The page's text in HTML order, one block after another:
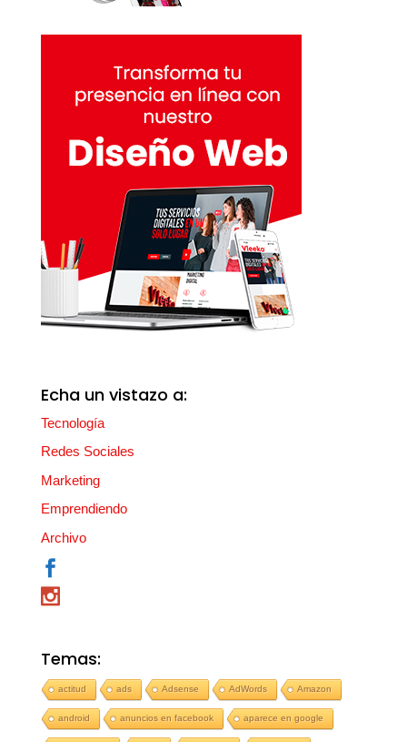
Echa un vistazo a:
Tecnología
Redes Sociales
Marketing
Emprendiendo
Archivo
Temas:
actitud ads Adsense AdWords Amazon
android anuncios en facebook aparece en google